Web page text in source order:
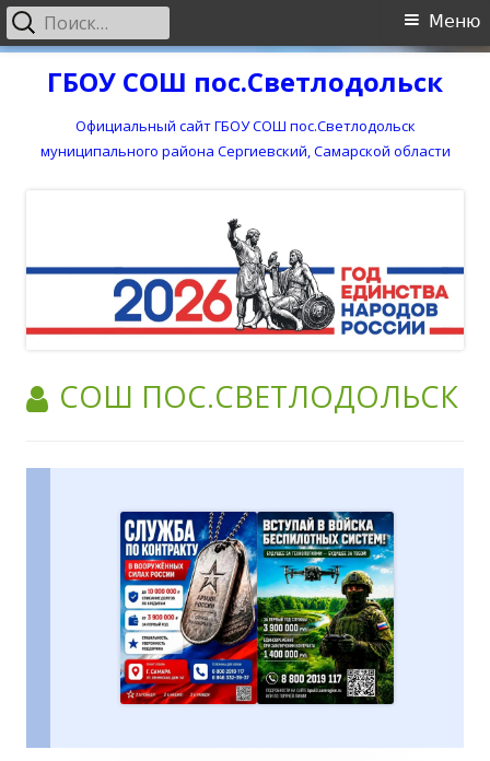
содержимому
ГБОУ СОШ пос.Светлодольск
Официальный сайт ГБОУ СОШ пос.Светлодольск
муниципального района Сергиевский, Самарской области
Основное
меню
Меню
Найти:
АВТОР:
СОШ ПОС.СВЕТЛОДОЛЬСК